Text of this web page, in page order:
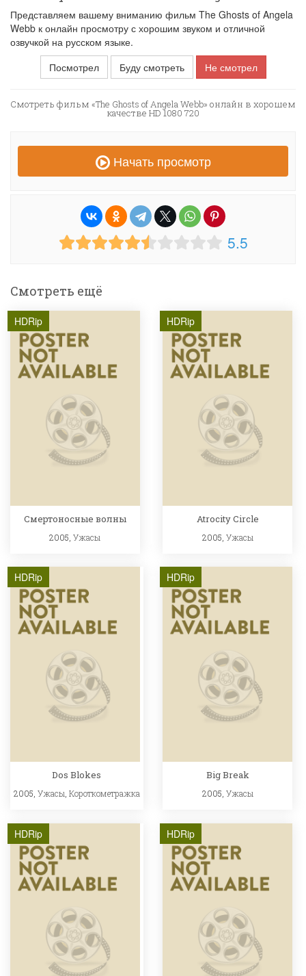
Представляем вашему вниманию фильм The Ghosts of Angela
Webb к онлайн просмотру с хорошим звуком и отличной
озвучкой на русском языке.
Посмотрел
Буду смотреть Не смотрел
Смотреть фильм «The Ghosts of Angela Webb» онлайн в хорошем
качестве HD 1080 720
Начать просмотр
5.5
Смотреть ещё
HDRip
Смертоносные волны
2005,Ужасы
HDRip
Atrocity Circle
2005, Ужасы
HDRip
Dos Blokes
2005, Ужасы, Короткометражка
HDRip
Big Break
2005, Ужасы
HDRip HDRip